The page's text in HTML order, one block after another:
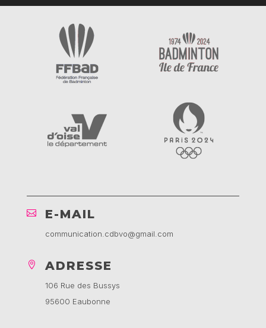
 E-MAIL
communication.cdbvo@gmail.com
 ADRESSE
106 Rue des Bussys
95600 Eaubonne